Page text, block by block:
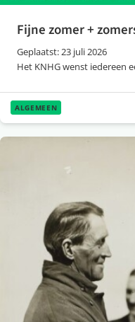
Fijne zomer +
Geplaatst: 23 juli 2026
Het KNHG wenst iedereen
ALGEMEEN